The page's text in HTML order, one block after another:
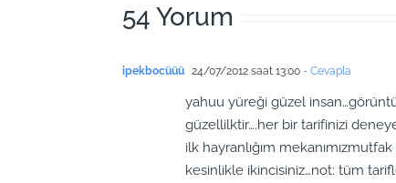
54 Yorum
ipekbocüüü 24/07/2012 saat 13:00 - Cevapla
yahuu yüreği güzel
güzellilktir….her bir tarifinizi
ilk hayranlığım mekanımızmutfak
kesinlikle ikincisiniz…not: tüm